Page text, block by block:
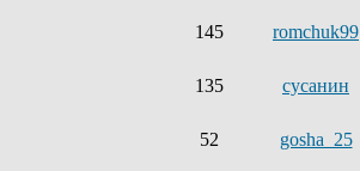
145 romchuk99
135 сусанин
52 gosha_25